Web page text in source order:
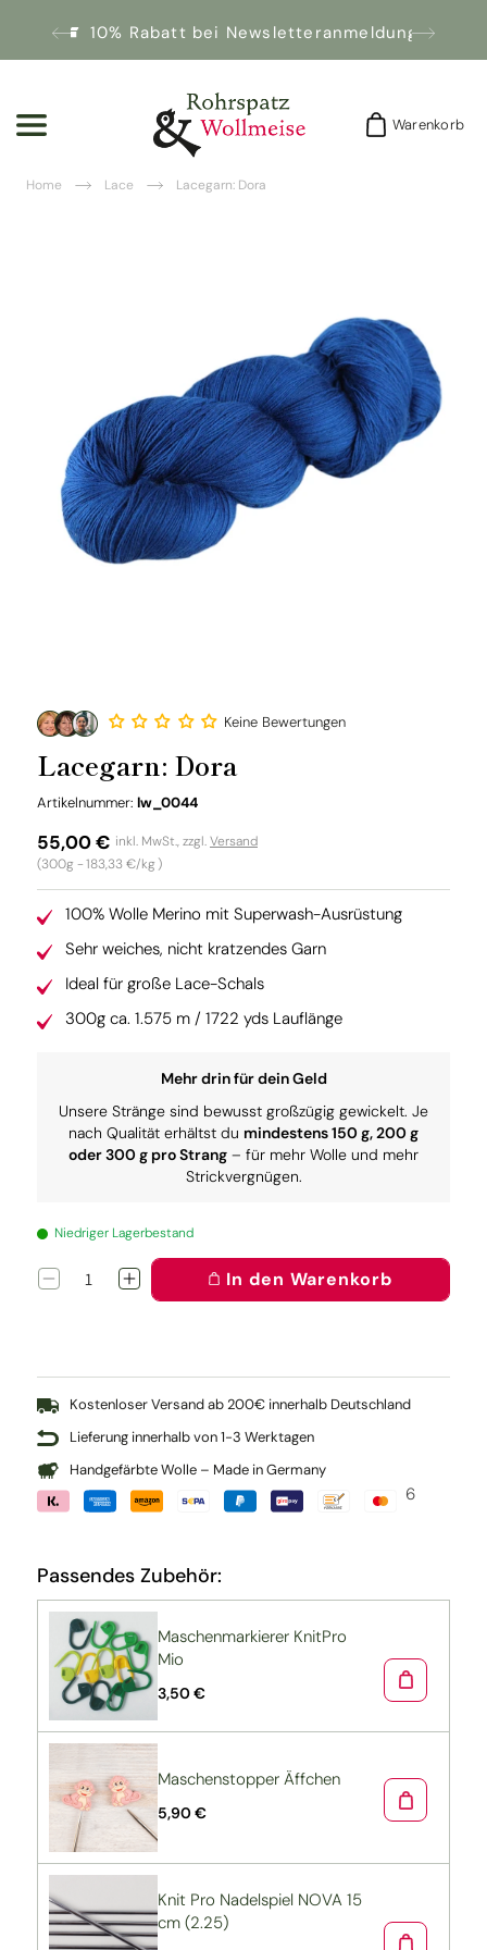
10% Rabatt bei Newsletteranmeldung!
Warenkorb
Warenkorb
Home Lace Lacegarn: Dora
Keine Bewertungen
Lacegarn: Dora
Artikelnummer: SKU:
lw_0044
Normaler
Preis
55,00 €
(300g -Grundpreis
183,33 €/kg)
inkl. MwSt., zzgl.Versand
100% Wolle Merino mit Superwash-Ausrüstung
Sehr weiches, nicht kratzendes Garn
Ideal für große Lace-Schals
300g ca. 1.575 m / 1722 yds Lauflänge
Mehr drin für dein Geld
Unsere Stränge sind bewusst großzügig gewickelt. Je
nach Qualität erhältst du mindestens 150 g, 200 g
oder 300 g pro Strang – für mehr Wolle und mehr
Strickvergnügen.
Niedriger Lagerbestand
VerringereErhöhe
In den Warenkorb
Kostenloser Versand ab 200€ innerhalb Deutschland
Lieferung innerhalb von 1-3 Werktagen
Handgefärbte Wolle – Made in Germany
6
Passendes Zubehör:
Maschenmarkierer KnitPro
Mio
3,50 €
Maschenstopper Äffchen
5,90 €
Knit Pro Nadelspiel NOVA 15
cm (2.25)